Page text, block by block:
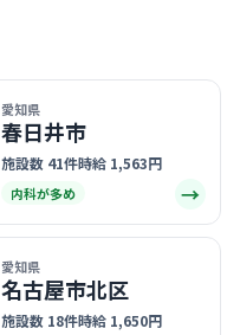
愛知県
春日井市
施設数 41件時給 1,563円
内科が多め →
愛知県
名古屋市北区
施設数 18件時給 1,650円